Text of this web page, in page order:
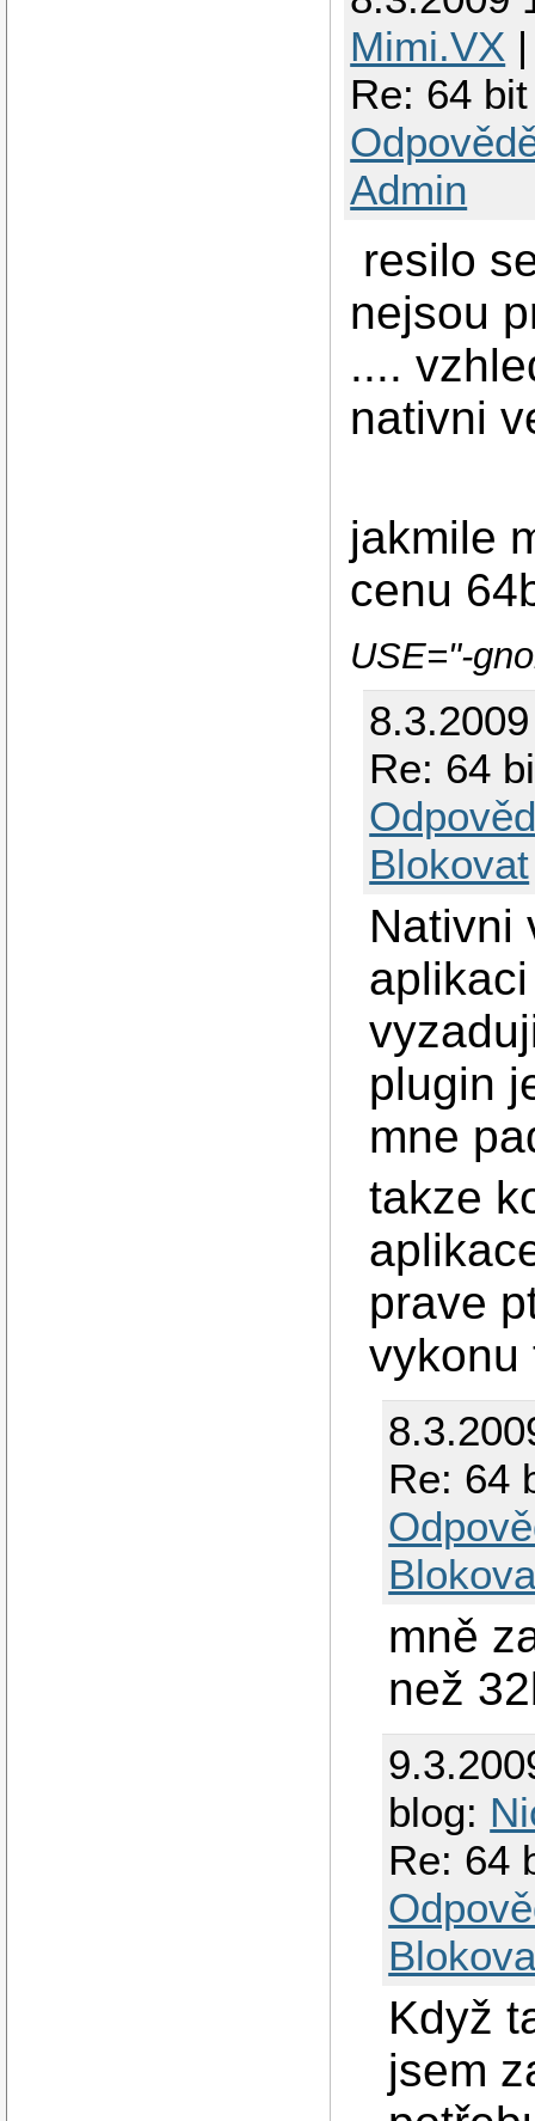
Mimi.VX
Re: 64
Admin
resilo
nejsou
....
nativni
jakmile
cenu
USE="-
Re: 64
Blokovat
Nativni
plugin
mne
takze
prave
vykonu
Re: 64
mně
než
blog:
Re: 64
Když
jsem